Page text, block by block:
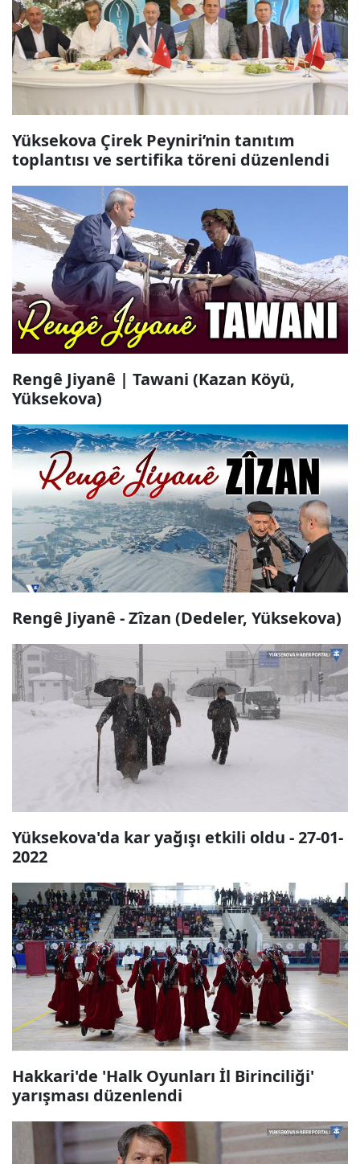
Yüksekova Çirek Peyniri’nin tanıtım
toplantısı ve sertifika töreni düzenlendi
Rengê Jiyanê | Tawani (Kazan Köyü,
Yüksekova)
Rengê Jiyanê - Zîzan (Dedeler, Yüksekova)
Yüksekova'da kar yağışı etkili oldu - 27-01-
2022
Hakkari'de 'Halk Oyunları İl Birinciliği'
yarışması düzenlendi